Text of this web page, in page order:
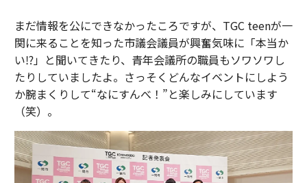
まだ情報を公にできなかったころですが、TGC teenが一
関に来ることを知った市議会議員が興奮気味に「本当か
い⁉」と聞いてきたり、青年会議所の職員もソワソワし
たりしていましたよ。さっそくどんなイベントにしよう
か腕まくりして“なにすんべ！”と楽しみにしています
（笑）。